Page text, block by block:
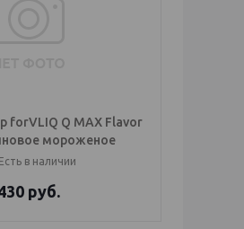
forVLIQ Q MAX Flavor
мороженое
Есть в наличии
руб.